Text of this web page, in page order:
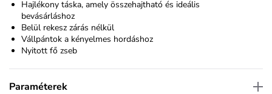
Hajlékony táska, amely összehajtható és ideális
bevásárláshoz
Belül rekesz zárás nélkül
Vállpántok a kényelmes hordáshoz
Nyitott fő zseb
Paraméterek